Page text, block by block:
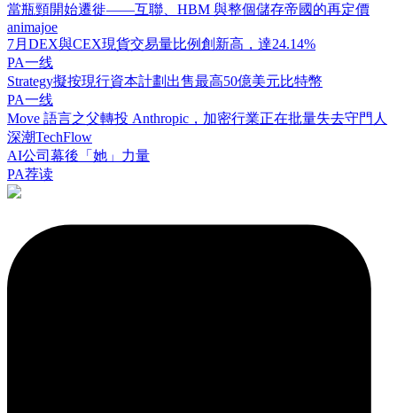
當瓶頸開始遷徙——互聯、HBM 與整個儲存帝國的再定價
animajoe
7月DEX與CEX現貨交易量比例創新高，達24.14%
PA一线
Strategy擬按現行資本計劃出售最高50億美元比特幣
PA一线
Move 語言之父轉投 Anthropic，加密行業正在批量失去守門人
深潮TechFlow
AI公司幕後「她」力量
PA荐读